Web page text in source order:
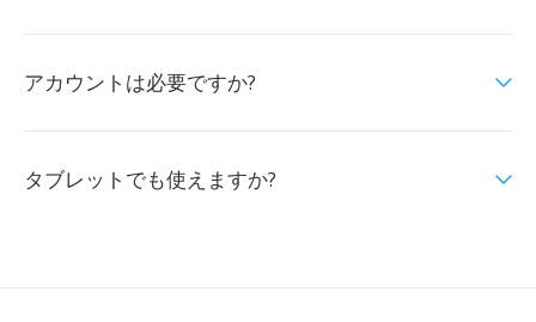
アカウントは必要ですか?
タブレットでも使えますか?